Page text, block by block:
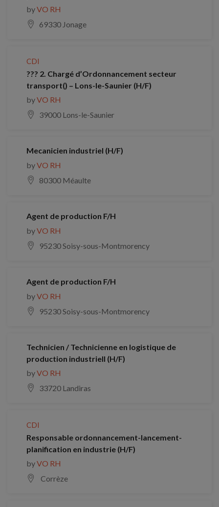
byVO RH
69330 Jonage
CDI
??? 2. Chargé d’Ordonnancement secteur
transport() – Lons-le-Saunier (H/F)
byVO RH
39000 Lons-le-Saunier
Mecanicien industriel (H/F)
byVO RH
80300 Méaulte
Agent de production F/H
byVO RH
95230 Soisy-sous-Montmorency
Agent de production F/H
byVO RH
95230 Soisy-sous-Montmorency
Technicien / Technicienne en logistique de
production industriell (H/F)
byVO RH
33720 Landiras
CDI
Responsable ordonnancement-lancement-
planification en industrie (H/F)
byVO RH
Corrèze